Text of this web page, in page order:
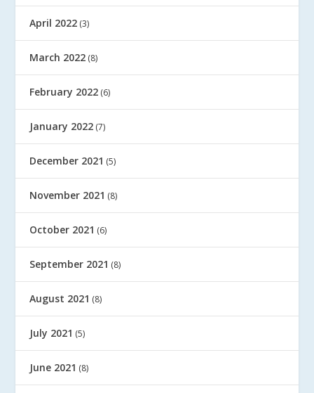
April 2022 (3)
March 2022 (8)
February 2022 (6)
January 2022 (7)
December 2021 (5)
November 2021 (8)
October 2021 (6)
September 2021 (8)
August 2021 (8)
July 2021 (5)
June 2021 (8)